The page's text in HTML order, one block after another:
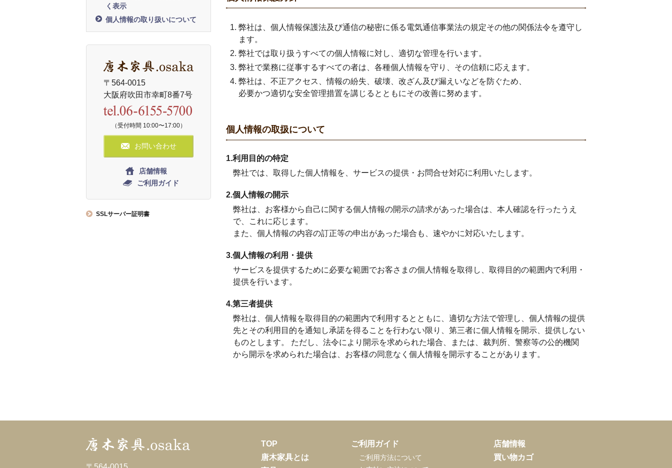
弊社は、個人情報保護法及び通信の秘密に係る電気通信事業法の規定その他の関係法令を遵守し
ます。
弊社では取り扱うすべての個人情報に対し、適切な管理を行います。
弊社で業務に従事するすべての者は、各種個人情報を守り、その信頼に応えます。
弊社は、不正アクセス、情報の紛失、破壊、改ざん及び漏えいなどを防ぐため、
必要かつ適切な安全管理措置を講じるとともにその改善に努めます。
個人情報の取扱について
1.利用目的の特定
弊社では、取得した個人情報を、サービスの提供・お問合せ対応に利用いたします。
2.個人情報の開示
弊社は、お客様から自己に関する個人情報の開示の請求があった場合は、本人確認を行ったうえ
で、これに応じます。
また、個人情報の内容の訂正等の申出があった場合も、速やかに対応いたします。
3.個人情報の利用・提供
サービスを提供するために必要な範囲でお客さまの個人情報を取得し、取得目的の範囲内で利用・
提供を行います。
4.第三者提供
弊社は、個人情報を取得目的の範囲内で利用するとともに、適切な方法で管理し、個人情報の提供
先とその利用目的を通知し承諾を得ることを行わない限り、第三者に個人情報を開示、提供しない
ものとします。 ただし、法令により開示を求められた場合、または、裁判所、警察等の公的機関
から開示を求められた場合は、お客様の同意なく個人情報を開示することがあります。
く表示
個人情報の取り扱いについて
〒564-0015
大阪府吹田市幸町8番7号
（受付時間 10:00〜17:00）
お問い合わせ
店舗情報
ご利用ガイド
SSLサーバー証明書
TOP
唐木家具とは
ご利用ガイド
ご利用方法について
店舗情報
買い物カゴ